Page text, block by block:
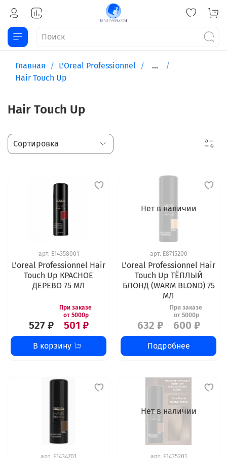
Главная L'Oreal Professionnel
...
Hair Touch Up
Hair Touch Up
арт. E14358001
L'oreal Professionnel Hair
Touch Up КРАСНОЕ
ДЕРЕВО 75 МЛ
527 ₽ 501 ₽
В корзину
Нет в наличии
арт. E8715200
L'oreal Professionnel Hair
Touch Up ТЁПЛЫЙ
БЛОНД (WARM BLOND) 75
МЛ
632 ₽ 600 ₽
Подробнее
арт. E1434701
Нет в наличии
арт. E1435201